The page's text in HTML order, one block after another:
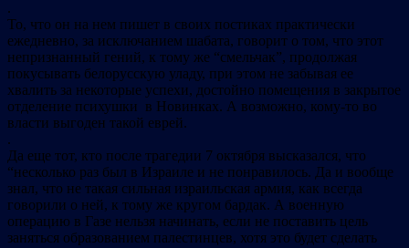
.
То, что он на нем пишет в своих постиках практически
ежедневно, за исключанием шабата, говорит о том, что этот
непризнанный гений, к тому же “смельчак”, продолжая
покусывать белорусскую уладу, при этом не забывая ее
хвалить за некоторые успехи, достойно помещения в закрытое
отделение психушки в Новинках. А возможно, кому-то во
власти выгоден такой еврей.
.
Да еще тот, кто после трагедии 7 октября высказался, что
“несколько раз был в Израиле и не понравилось. Да и вообще
знал, что не такая сильная израильская армия, как всегда
говорили о ней, к тому же кругом бардак. А военную
операцию в Газе нельзя начинать, если не поставить цель
заняться образованием палестинцев, хотя это будет сделать